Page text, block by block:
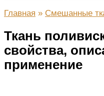
Главная » Смешанные
Ткань
свойства,
применение